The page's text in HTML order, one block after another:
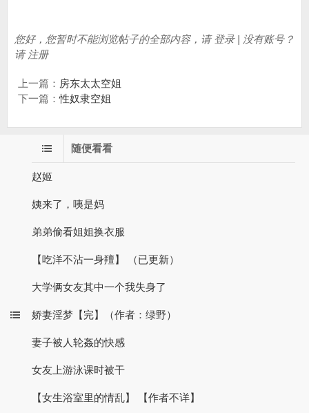
您好，您暂时不能浏览帖子的全部内容，请 登录 | 没有账号？
请 注册
上一篇： 房东太太空姐
下一篇：性奴隶空姐
随便看看
赵姬
姨来了，咦是妈
弟弟偷看姐姐换衣服
【吃洋不沾一身羶】 （已更新）
大学俩女友其中一个我失身了
娇妻淫梦【完】（作者：绿野）
妻子被人轮姦的快感
女友上游泳课时被干
【女生浴室里的情乱】 【作者不详】